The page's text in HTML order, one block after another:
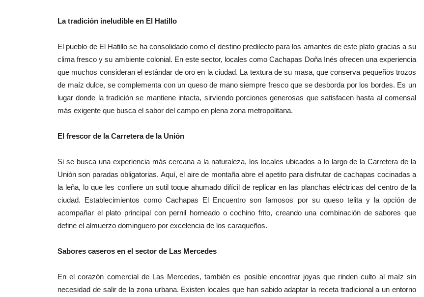
La tradición ineludible en El Hatillo
El pueblo de El Hatillo se ha consolidado como el destino predilecto para los amantes de este plato gracias a su
clima fresco y su ambiente colonial. En este sector, locales como Cachapas Doña Inés ofrecen una experiencia
que muchos consideran el estándar de oro en la ciudad. La textura de su masa, que conserva pequeños trozos
de maíz dulce, se complementa con un queso de mano siempre fresco que se desborda por los bordes. Es un
lugar donde la tradición se mantiene intacta, sirviendo porciones generosas que satisfacen hasta al comensal
más exigente que busca el sabor del campo en plena zona metropolitana.
El frescor de la Carretera de la Unión
Si se busca una experiencia más cercana a la naturaleza, los locales ubicados a lo largo de la Carretera de la
Unión son paradas obligatorias. Aquí, el aire de montaña abre el apetito para disfrutar de cachapas cocinadas a
la leña, lo que les confiere un sutil toque ahumado difícil de replicar en las planchas eléctricas del centro de la
ciudad. Establecimientos como Cachapas El Encuentro son famosos por su queso telita y la opción de
acompañar el plato principal con pernil horneado o cochino frito, creando una combinación de sabores que
define el almuerzo dominguero por excelencia de los caraqueños.
Sabores caseros en el sector de Las Mercedes
En el corazón comercial de Las Mercedes, también es posible encontrar joyas que rinden culto al maíz sin
necesidad de salir de la zona urbana. Existen locales que han sabido adaptar la receta tradicional a un entorno